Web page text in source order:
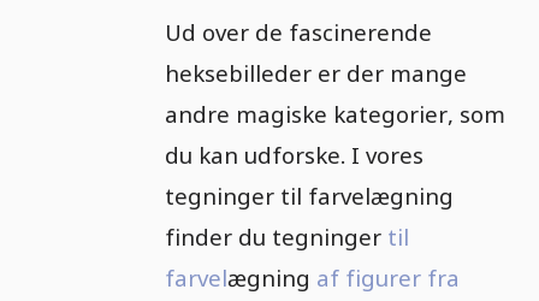
Ud over de fascinerende
heksebilleder er der mange
andre magiske kategorier, som
du kan udforske. I vores
tegninger til farvelægning
finder du tegninger til
farvelægning af figurer fra